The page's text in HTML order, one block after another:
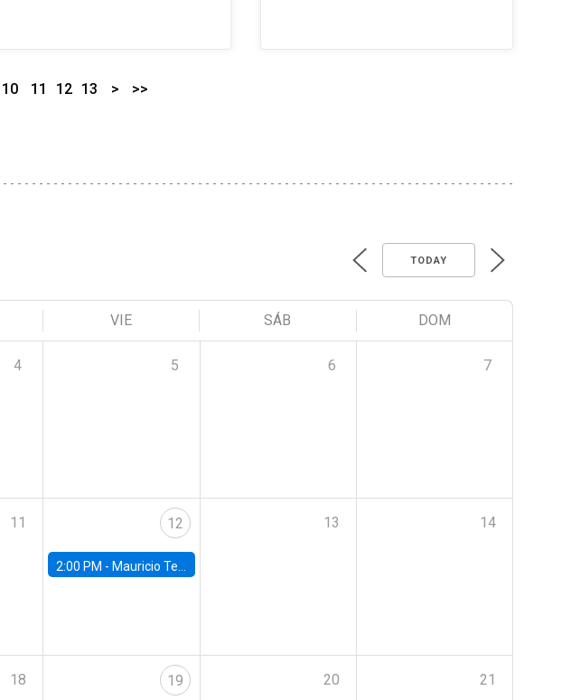
10 11 12 13 > >>
TODAY
VIE SÁB DOM
4 5 6 7
11 12
2:00 PM - Mauricio Tejada, UDP
13 14
18 19 20 21